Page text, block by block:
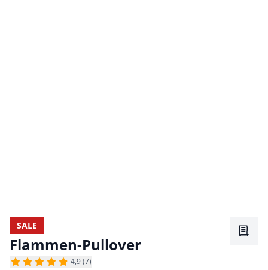
SALE
Flammen-Pullover
4,9 (7)